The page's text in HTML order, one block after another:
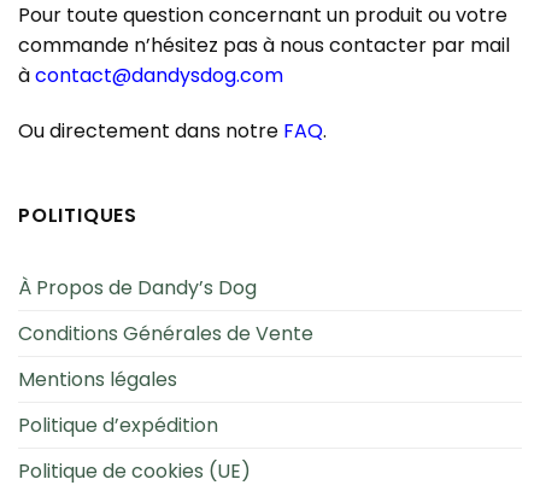
Pour toute question concernant un produit ou votre
commande n’hésitez pas à nous contacter par mail
àcontact@dandysdog.com
Ou directement dans notre FAQ.
POLITIQUES
À Propos de Dandy’s Dog
Conditions Générales de Vente
Mentions légales
Politique d’expédition
Politique de cookies (UE)